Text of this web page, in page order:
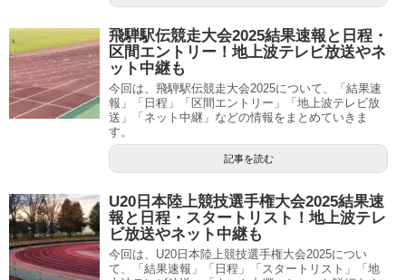
飛騨駅伝競走大会2025結果速報と日程・
区間エントリー！地上波テレビ放送やネ
ット中継も
今回は、飛騨駅伝競走大会2025について、「結果速
報」「日程」「区間エントリー」「地上波テレビ放
送」「ネット中継」などの情報をまとめていきま
す。
記事を読む
U20日本陸上競技選手権大会2025結果速
報と日程・スタートリスト！地上波テレ
ビ放送やネット中継も
今回は、U20日本陸上競技選手権大会2025につい
て、「結果速報」「日程」「スタートリスト」「地